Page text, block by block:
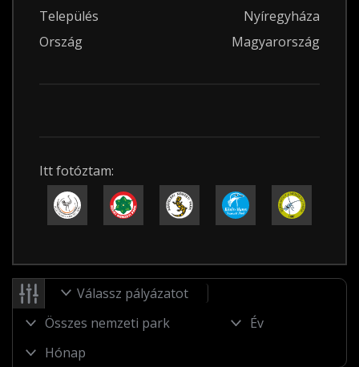
Település
Nyíregyháza
Ország
Magyarország
Itt fotóztam:
Válassz pályázatot